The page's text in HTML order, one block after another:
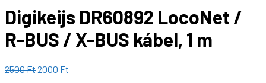
Digikeijs DR60892 LocoNet /
R-BUS / X-BUS kábel, 1 m
2500FtOriginal
2000 Ft